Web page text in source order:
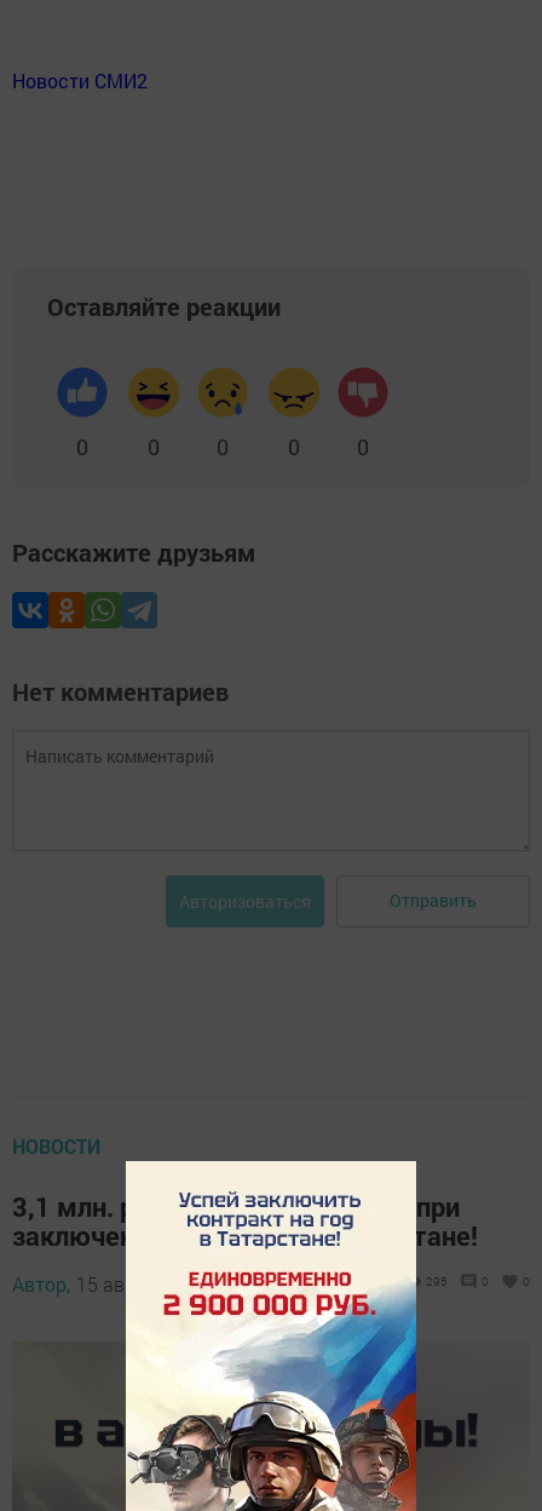
Новости СМИ2
Оставляйте реакции
0 0 0 0 0
Расскажите друзьям
Нет комментариев
Авторизоваться Отправить
НОВОСТИ
3,1 млн. рублей единовременно при
заключении контракта в Татарстане!
Автор, 15 августа 2025 - 10:00 295 0 0